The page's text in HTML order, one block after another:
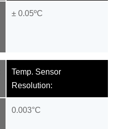
± 0.05ºC
Temp. Sensor
Resolution:
0.003°C